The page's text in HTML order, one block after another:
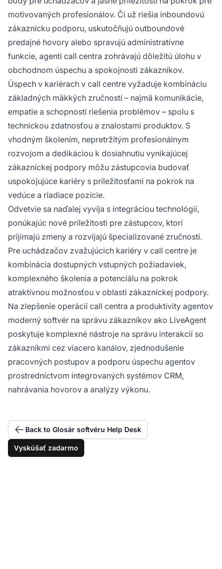
motivovaných profesionálov. Či už riešia inboundovú
zákaznícku podporu, uskutočňujú outboundové
predajné hovory alebo spravujú administratívne
funkcie, agenti call centra zohrávajú dôležitú úlohu v
obchodnom úspechu a spokojnosti zákazníkov.
Úspech v kariérach v call centre vyžaduje kombináciu
základných mäkkých zručností – najmä komunikácie,
empatie a schopností riešenia problémov – spolu s
technickou zdatnosťou a znalostami produktov. S
vhodným školením, nepretržitým profesionálnym
rozvojom a dedikáciou k dosiahnutiu vynikajúcej
zákazníckej podpory môžu zástupcovia budovať
uspokojujúce kariéry s príležitosťami na pokrok na
vedúce a riadiace pozície.
Odvetvie sa naďalej vyvíja s integráciou technológií,
ponúkajúc nové príležitosti pre zástupcov, ktorí
prijímajú zmeny a rozvíjajú špecializované zručnosti.
Pre uchádzačov zvažujúcich kariéry v call centre je
kombinácia dostupných vstupných požiadaviek,
komplexného školenia a potenciálu na pokrok
atraktívnou možnosťou v oblasti zákazníckej podpory.
Na zlepšenie operácií call centra a produktivity agentov
moderný softvér na správu zákazníkov ako LiveAgent
poskytuje komplexné nástroje na správu interakcií so
zákazníkmi cez viacero kanálov, zjednodušenie
pracovných postupov a podporu úspechu agentov
prostredníctvom integrovaných systémov CRM,
nahrávania hovorov a analýzy výkonu.
Back to Glosár softvéru Help Desk
Vyskúšať zadarmo